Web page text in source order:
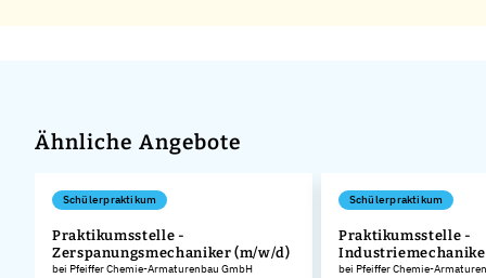
Ähnliche Angebote
Schülerpraktikum
Praktikumsstelle -
Zerspanungsmechaniker (m/w/d)
bei Pfeiffer Chemie-Armaturenbau GmbH
Schülerpraktikum
Praktikumsstelle -
bei Pfeiffer Chemie-